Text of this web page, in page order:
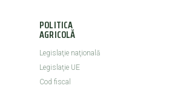
POLITICA
AGRICOLĂ
Legislaţie naţională
Legislaţie UE
Cod fiscal